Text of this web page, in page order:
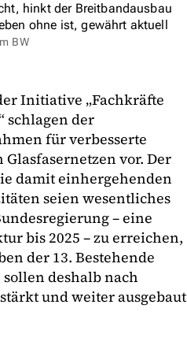
hinkt der Breitbandausbau
ohne ist, gewährt aktuell
BW
Initiative „Fachkräfte
schlagen der
für verbesserte
vor. Der
damit einhergehenden
seien wesentliches
– eine
bis 2025 – zu erreichen,
der 13. Bestehende
deshalb nach
und weiter ausgebaut